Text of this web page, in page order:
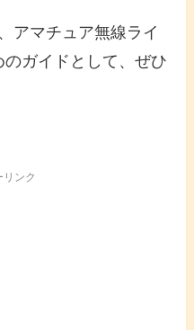
アマチュア無線ライ
ガイドとして、ぜひ
リンク